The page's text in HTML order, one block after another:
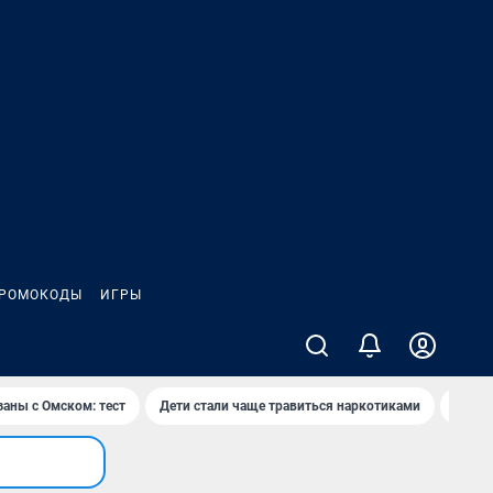
ИГРЫ
с Омском: тест Дети стали чаще травиться наркотиками